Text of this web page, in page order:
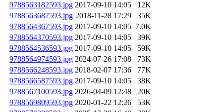
9788563182593.jpg 2017-09-10 14:05
12K
9788563687593.jpg 2018-11-28 17:29
35K
9788564367593.jpg 2017-09-10 14:05 7.0K
9788564370593.jpg 2017-09-10 14:05
39K
9788564536593.jpg 2017-09-10 14:05
59K
9788564974593.jpg 2024-07-26 17:08
73K
9788566248593.jpg 2018-02-07 17:36
77K
9788566587593.jpg 2017-09-10 14:05
38K
9788567100593.jpg 2026-04-09 12:48
20K
9788569809593.jpg 2020-01-22 12:26
53K